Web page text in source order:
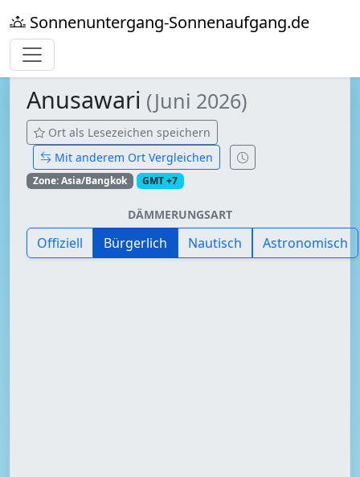
Sonnenuntergang-Sonnenaufgang.de
Anusawari (Juni 2026)
Ort als Lesezeichen speichern
Mit anderem Ort Vergleichen
Zone: Asia/Bangkok GMT +7
DÄMMERUNGSART
Offiziell Bürgerlich Nautisch Astronomisch